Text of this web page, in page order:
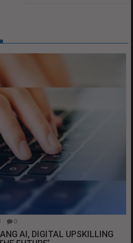
0
AI, DIGITAL UPSKILLING